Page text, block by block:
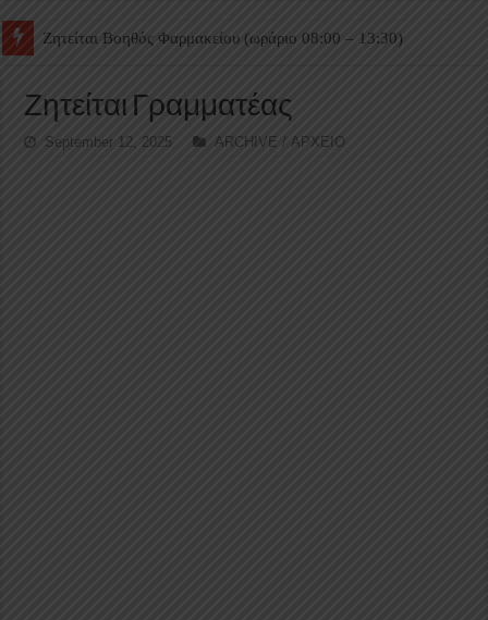
Ζητείται Βοηθός Θαλάμου
Ζητείται Γραμματέας
September 12, 2025 ARCHIVE / ΑΡΧΕΙΟ